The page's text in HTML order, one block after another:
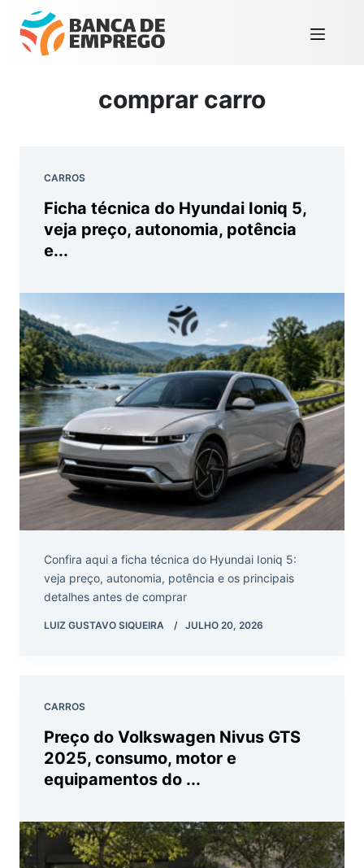
comprar carro
CARROS
Ficha técnica do Hyundai Ioniq 5,
veja preço, autonomia, potência
e...
Confira aqui a ficha técnica do Hyundai Ioniq 5:
veja preço, autonomia, potência e os principais
detalhes antes de comprar
LUIZ GUSTAVO SIQUEIRA JULHO 20, 2026
CARROS
Preço do Volkswagen Nivus GTS
2025, consumo, motor e
equipamentos do ...